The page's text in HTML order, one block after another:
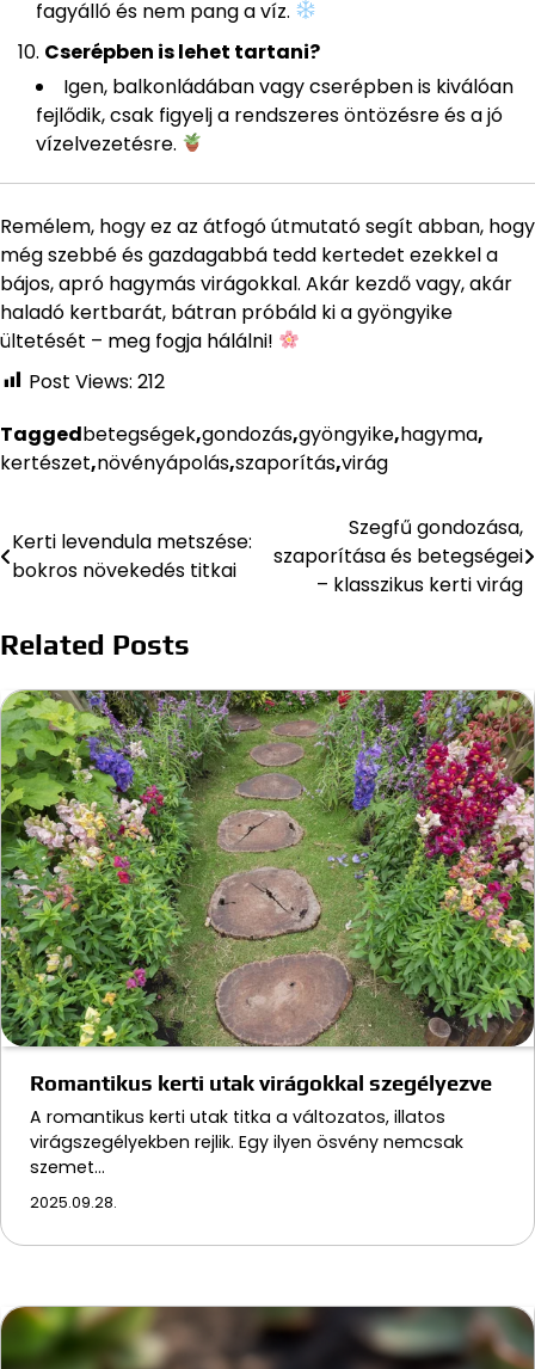
fagyálló és nem pang a víz.
Cserépben is lehet tartani?
Igen, balkonládában vagy cserépben is kiválóan
fejlődik, csak figyelj a rendszeres öntözésre és a jó
vízelvezetésre.
Remélem, hogy ez az átfogó útmutató segít abban, hogy
még szebbé és gazdagabbá tedd kertedet ezekkel a
bájos, apró hagymás virágokkal. Akár kezdő vagy, akár
haladó kertbarát, bátran próbáld ki a gyöngyike
ültetését – meg fogja hálálni!
Post Views: 212
Taggedbetegségek,gondozás,gyöngyike,hagyma,
kertészet,növényápolás,szaporítás,virág
Bejegyzés
navigáció
Kerti levendula metszése:
bokros növekedés titkai
Szegfű gondozása,
szaporítása és betegségei
– klasszikus kerti virág
Related Posts
Romantikus kerti utak virágokkal szegélyezve
A romantikus kerti utak titka a változatos, illatos
virágszegélyekben rejlik. Egy ilyen ösvény nemcsak
szemet…
2025.09.28.